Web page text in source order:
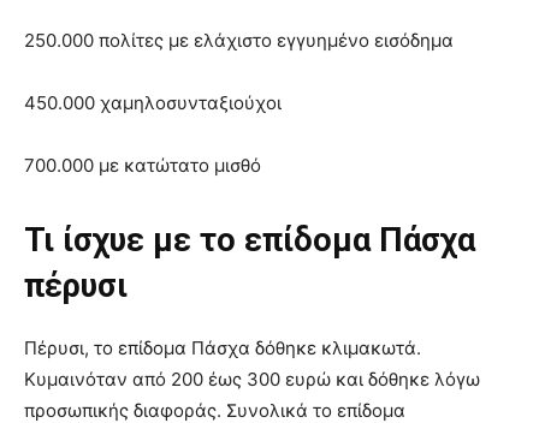
250.000 πολίτες με ελάχιστο εγγυημένο εισόδημα
450.000 χαμηλοσυνταξιούχοι
700.000 με κατώτατο μισθό
Τι ίσχυε με το επίδομα Πάσχα
πέρυσι
Πέρυσι, το επίδομα Πάσχα δόθηκε κλιμακωτά.
Κυμαινόταν από 200 έως 300 ευρώ και δόθηκε λόγω
προσωπικής διαφοράς. Συνολικά το επίδομα